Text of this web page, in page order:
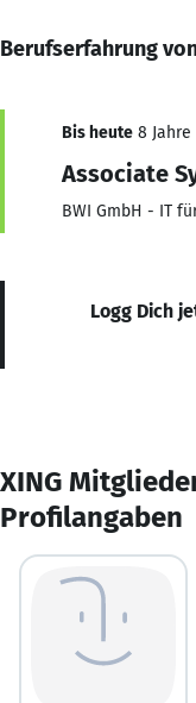
Berufserfahrung
Bis heute 8
Associate
BWI GmbH - IT
Logg Dich
XING
Profilangaben